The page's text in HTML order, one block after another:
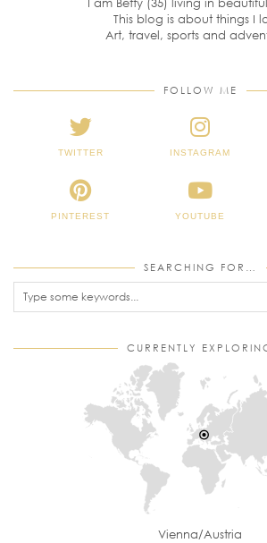
This blog is about things I
Art, travel, sports and
FOLLOW ME
TWITTER INSTAGRAM
PINTEREST YOUTUBE
SEARCHING FOR…
CURRENTLY
Vienna/Austria